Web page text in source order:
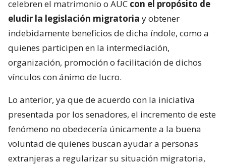
celebren el matrimonio o AUC con el propósito de
eludir la legislación migratoria y obtener
indebidamente beneficios de dicha índole, como a
quienes participen en la intermediación,
organización, promoción o facilitación de dichos
vínculos con ánimo de lucro.
Lo anterior, ya que de acuerdo con la iniciativa
presentada por los senadores, el incremento de este
fenómeno no obedecería únicamente a la buena
voluntad de quienes buscan ayudar a personas
extranjeras a regularizar su situación migratoria,